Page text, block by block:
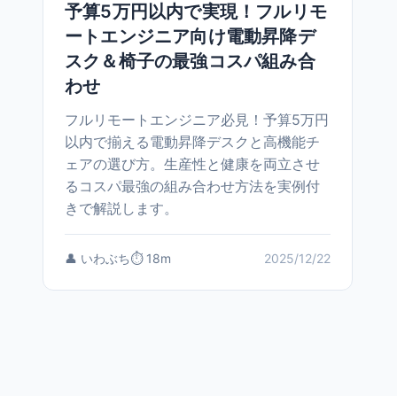
予算5万円以内で実現！フルリモ
ートエンジニア向け電動昇降デ
スク＆椅子の最強コスパ組み合
わせ
フルリモートエンジニア必見！予算5万円
以内で揃える電動昇降デスクと高機能チ
ェアの選び方。生産性と健康を両立させ
るコスパ最強の組み合わせ方法を実例付
きで解説します。
👤 いわぶち⏱️ 18m 2025/12/22